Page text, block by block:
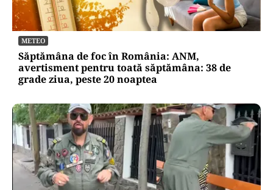
METEO
Săptămâna de foc în România: ANM,
avertisment pentru toată săptămâna: 38 de
grade ziua, peste 20 noaptea